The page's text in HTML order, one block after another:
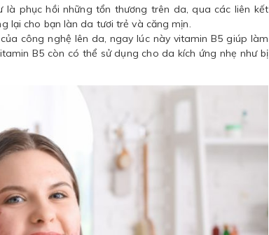
phục hồi những tổn thương trên da, qua các liên kết
lại cho bạn làn da tươi trẻ và căng mịn.
công nghệ lên da, ngay lúc này vitamin B5 giúp làm
B5 còn có thể sử dụng cho da kích ứng nhẹ như bị